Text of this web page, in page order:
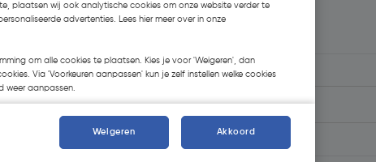
€ 10,34| Excl. btw € 8,55
Kies productvariant(13)
plaatsen wij ook analytische cookies om onze website verder te
advertenties. Lees hier meer over in onze
om alle cookies te plaatsen. Kies je voor 'Weigeren', dan
Via 'Voorkeuren aanpassen' kun je zelf instellen welke cookies
weer aanpassen.
Weigeren Akkoord